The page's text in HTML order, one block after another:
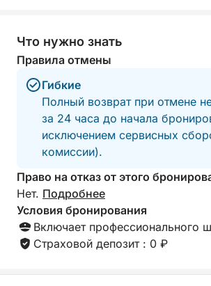
Что нужно знать
Правила отмены
Гибкие
Полный возврат при отмене
за 24 часа до начала
исключением сервисных
комиссии).
Право на отказ от этого
Нет. Подробнее
Условия бронирования
Включает профессионального
Страховой депозит : 0 ₽